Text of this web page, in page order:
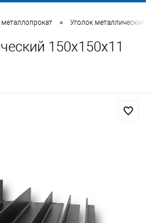
• Уголок металлический
150х150х11